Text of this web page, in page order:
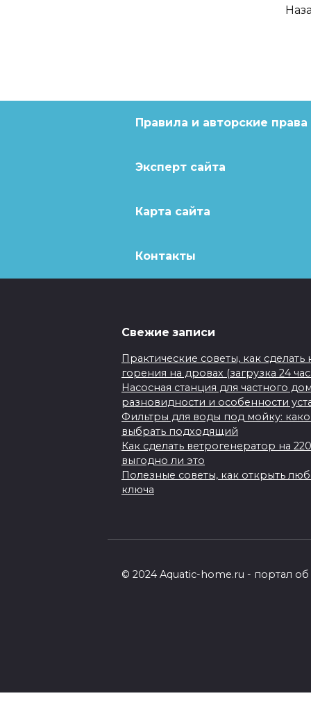
Правила и авторские права
Эксперт сайта
Карта сайта
Контакты
Свежие записи
Практические советы, как
горения на дровах (загрузка 24
Насосная станция для частного
разновидности и особенности
Фильтры для воды под мойку:
выбрать подходящий
Как сделать ветрогенератор на
выгодно ли это
Полезные советы, как открыть
ключа
© 2024 Aquatic-home.ru - портал